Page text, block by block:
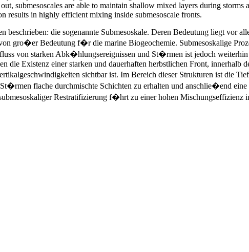
submesoscales are able to maintain shallow mixed layers during
results in highly efficient mixing inside submesoscale fronts.
beschrieben: die sogenannte Submesoskale. Deren Bedeutung liegt vor
gro�er Bedeutung f�r die marine Biogeochemie. Submesoskalige
von starken Abk�hlungsereignissen und St�rmen ist jedoch
die Existenz einer starken und dauerhaften herbstlichen Front, innerhalb
sichtbar ist. Im Bereich dieser Strukturen ist die
flache durchmischte Schichten zu erhalten und anschlie�end
Restratifizierung f�hrt zu einer hohen Mischungseffizienz